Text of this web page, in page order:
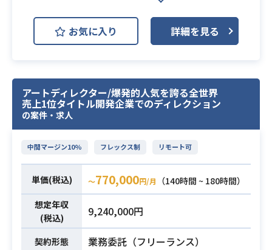
Unity
ゲーム開発において、生成AIを用い
新規コンテンツ制作・プロデュース
をお願いします。
イラストの制作経験
・ゲーム開発現場でのアートディレ
クション経験が2年以上
・stable diffusionを用いた画像生成
の経験
※ご用意ある方は、生成AIのポート
フォリオの提出をお願いします。
お気に入り 詳細を見る
アートディレクター/爆発的人気を誇る全世界
売上1位タイトル開発企業でのディレクション
の案件・求人
中間マージン10% フレックス制 リモート可
単価(税込) 〜770,000円/月
（140時間 ~ 180時間）
想定年収
(税込)
9,240,000円
契約形態 業務委託（フリーランス）